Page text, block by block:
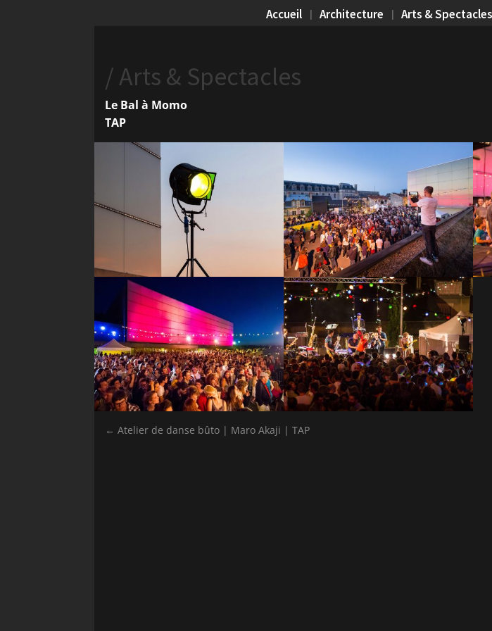
Accueil Architecture Arts & Spectacles
/ Arts & Spectacles
Le Bal à Momo
TAP
←Atelier de danse bûto | Maro Akaji | TAP